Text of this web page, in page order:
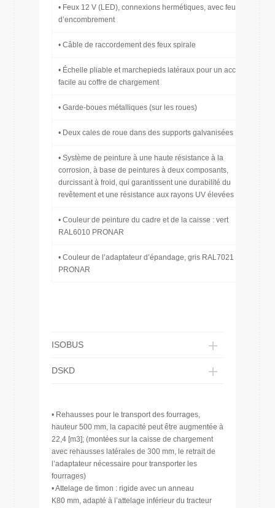
• Feux 12 V (LED), connexions hermétiques, avec feux
d’encombrement
• Câble de raccordement des feux spirale
• Échelle pliable et marchepieds latéraux pour un accès
facile au coffre de chargement
• Garde-boues métalliques (sur les roues)
• Deux cales de roue dans des supports galvanisées
• Système de peinture à une haute résistance à la
corrosion, à base de peintures à deux composants,
durcissant à froid, qui garantissent une durabilité du
revêtement et une résistance aux rayons UV élevées
• Couleur de peinture du cadre et de la caisse : vert
RAL6010 PRONAR
• Couleur de l’adaptateur d’épandage, gris RAL7021
PRONAR
ISOBUS
DSKD
• Rehausses pour le transport des fourrages,
hauteur 500 mm, la capacité peut être augmentée à
22,4 [m3]; (montées sur la caisse de chargement
avec rehausses latérales de 300 mm, le retrait de
l’adaptateur nécessaire pour transporter les
fourrages)
• Attelage de timon : rigide avec un anneau
K80 mm, adapté à l’attelage inférieur du tracteur